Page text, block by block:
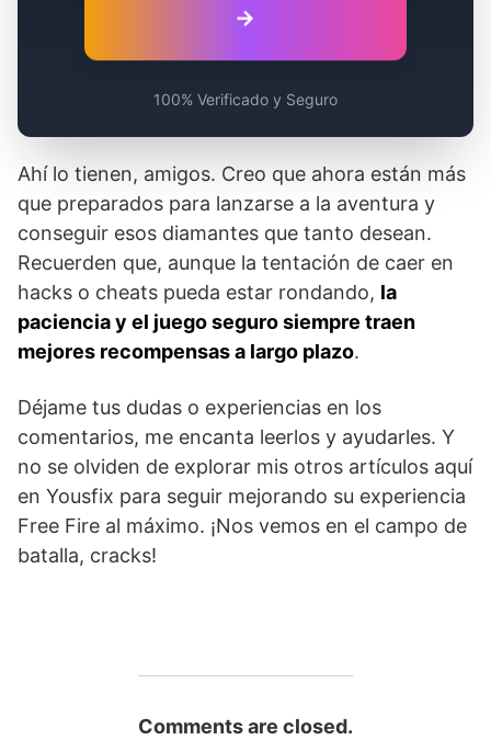
→
100% Verificado y Seguro
Ahí lo tienen, amigos. Creo que ahora están más
que preparados para lanzarse a la aventura y
conseguir esos diamantes que tanto desean.
Recuerden que, aunque la tentación de caer en
hacks o cheats pueda estar rondando, la
paciencia y el juego seguro siempre traen
mejores recompensas a largo plazo.
Déjame tus dudas o experiencias en los
comentarios, me encanta leerlos y ayudarles. Y
no se olviden de explorar mis otros artículos aquí
en Yousfix para seguir mejorando su experiencia
Free Fire al máximo. ¡Nos vemos en el campo de
batalla, cracks!
Comments are closed.